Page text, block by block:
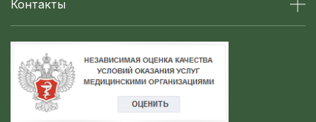
Контакты